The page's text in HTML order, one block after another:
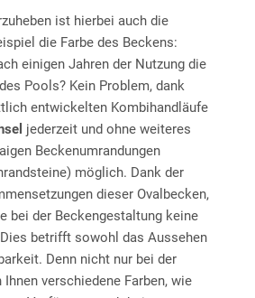
ist hierbei auch die
die Farbe des Beckens:
einigen Jahren der Nutzung die
Pools? Kein Problem, dank
entwickelten Kombihandläufe
jederzeit und ohne weiteres
Beckenumrandungen
möglich. Dank der
dieser Ovalbecken,
bei der Beckengestaltung keine
betrifft sowohl das Aussehen
Denn nicht nur bei der
Ihnen verschiedene Farben, wie